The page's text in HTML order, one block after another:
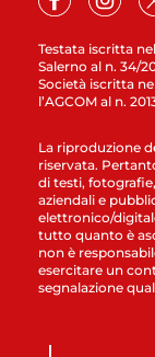
Testata iscritta
Salerno al n. 34/
Società iscritta
l’AGCOM al n.
La riproduzione
riservata.
di testi,
aziendali e
elettronico/
tutto quanto è
non è
esercitare un
segnalazione